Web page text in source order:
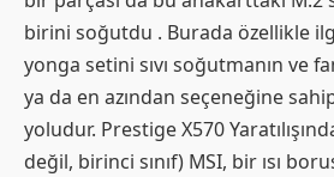
birini soğutdu . Burada özellikle
yonga setini sıvı soğutmanın ve
ya da en azından seçeneğine
yoludur. Prestige X570
değil, birinci sınıf) MSI, bir ısı